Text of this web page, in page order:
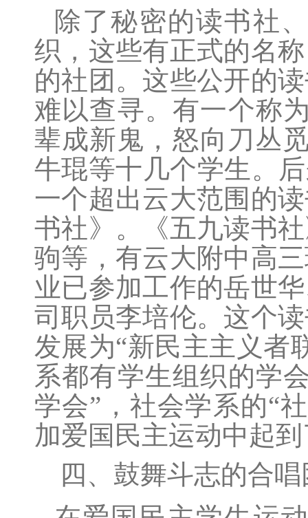
除了秘密的读书社
织，这些有正式的名
的社团。这些公开的
难以查寻。有一个称
辈成新鬼，怒向刀丛
牛琨等十几个学生。
一个超出云大范围的
书社》。《五九读书
驹等，有云大附中高
业已参加工作的岳世
司职员李培伦。这个
发展为“新民主主义者
系都有学生组织的学
学会”，社会学系的“
加爱国民主运动中起
四、鼓舞斗志的合